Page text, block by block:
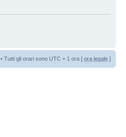
• Tutti gli orari sono UTC + 1 ora [ ora legale ]